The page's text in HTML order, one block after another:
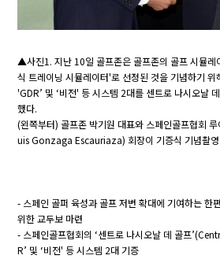
▲사진1. 지난 10일 골프존은 골프존의 골프 시뮬레
식 트레이닝 시뮬레이터'로 선정된 것을 기념하기 위
'GDR’ 및 ‘비전' 등 시스템 2대를 센트로 나시오날
했다.
(왼쪽부터) 골프존 박기원 대표와 스페인골프협회
uis Gonzaga Escauriaza) 회장이 기증식 기념촬영
- 스페인 골퍼 육성과 골프 저변 확대에 기여하는 한
위한 교두보 마련
- 스페인골프협회의 ‘센트로 나시오날 데 골프
R’ 및 ‘비전' 등 시스템 2대 기증